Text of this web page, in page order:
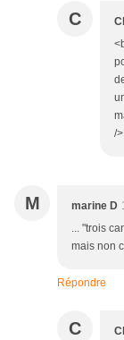
C
/
M marine D
... "trois
mais non
Répondre
C